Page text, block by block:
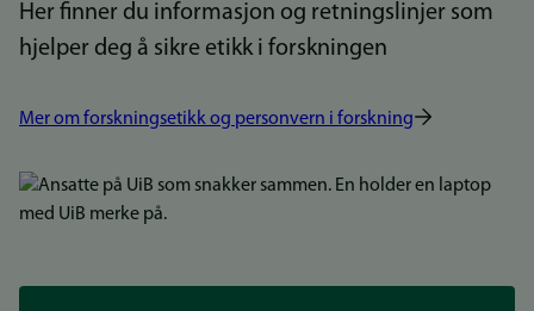
Her finner du informasjon og retningslinjer som
hjelper deg å sikre etikk i forskningen
Mer om forskningsetikk og personvern i forskning
Bilde